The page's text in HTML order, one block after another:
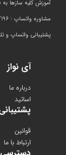
آموزش کلیه سازها
مشاوره واتساپ : 00989912912196
پشتیبانی واتساپ و تلگرام :
آی نواز
درباره ما
اساتید
قوانین
ارتباط با ما